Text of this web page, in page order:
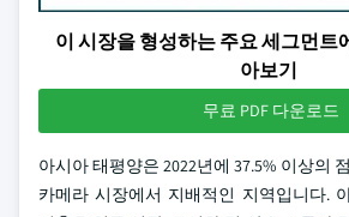
이 시장을 형성하는 주요 세그먼트
아보기
무료 PDF 다운로드
아시아 태평양은 2022년에 37.5% 이상의
카메라 시장에서 지배적인 지역입니다.